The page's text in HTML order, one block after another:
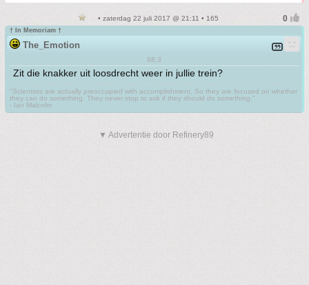
• zaterdag 22 juli 2017 @ 21:11 • 165
† In Memoriam †
The_Emotion
98.3
Zit die knakker uit loosdrecht weer in jullie trein?
"Scientists are actually preoccupied with accomplishment. So they are focused on whether
they can do something. They never stop to ask if they should do something."
- Ian Malcolm
▼ Advertentie door Refinery89